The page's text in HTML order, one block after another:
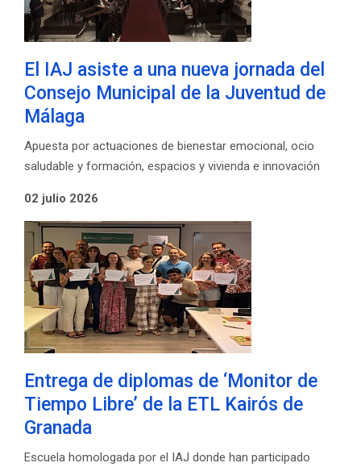
El IAJ asiste a una nueva jornada del
Consejo Municipal de la Juventud de
Málaga
Apuesta por actuaciones de bienestar emocional, ocio
saludable y formación, espacios y vivienda e innovación
02 julio 2026
Entrega de diplomas de ‘Monitor de
Tiempo Libre’ de la ETL Kairós de
Granada
Escuela homologada por el IAJ donde han participado